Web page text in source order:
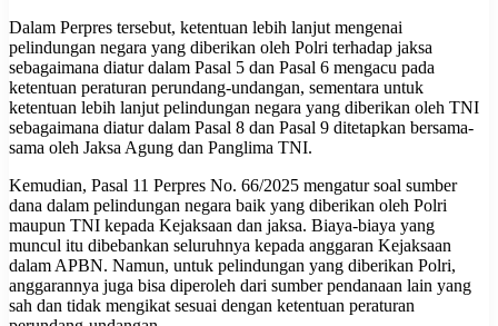
Dalam Perpres tersebut, ketentuan lebih lanjut mengenai
pelindungan negara yang diberikan oleh Polri terhadap jaksa
sebagaimana diatur dalam Pasal 5 dan Pasal 6 mengacu pada
ketentuan peraturan perundang-undangan, sementara untuk
ketentuan lebih lanjut pelindungan negara yang diberikan oleh TNI
sebagaimana diatur dalam Pasal 8 dan Pasal 9 ditetapkan bersama-
sama oleh Jaksa Agung dan Panglima TNI.
Kemudian, Pasal 11 Perpres No. 66/2025 mengatur soal sumber
dana dalam pelindungan negara baik yang diberikan oleh Polri
maupun TNI kepada Kejaksaan dan jaksa. Biaya-biaya yang
muncul itu dibebankan seluruhnya kepada anggaran Kejaksaan
dalam APBN. Namun, untuk pelindungan yang diberikan Polri,
anggarannya juga bisa diperoleh dari sumber pendanaan lain yang
sah dan tidak mengikat sesuai dengan ketentuan peraturan